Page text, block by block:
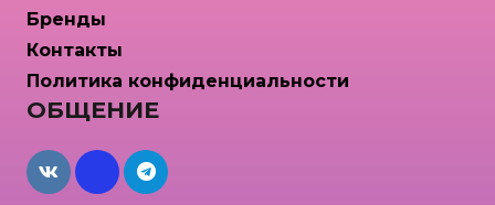
ОБЩЕНИЕ
maxcdn
Бренды
Контакты
Политика конфиденциальности